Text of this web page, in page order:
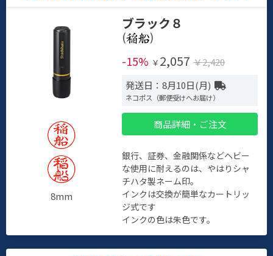
8mm
ブラック８
(
)
-15% ￥ 2,057 ￥2,420
発送日：8月10日(月)
ネコポス（郵便受けへお届け）
商品詳細・ご注文
銀行、証券、金融関係などヘビー
な使用に耐えるのは、やはりシャ
チハタ製ネーム印。
インクは交換が簡単なカートリッ
ジ式です
インクの色は朱色です。